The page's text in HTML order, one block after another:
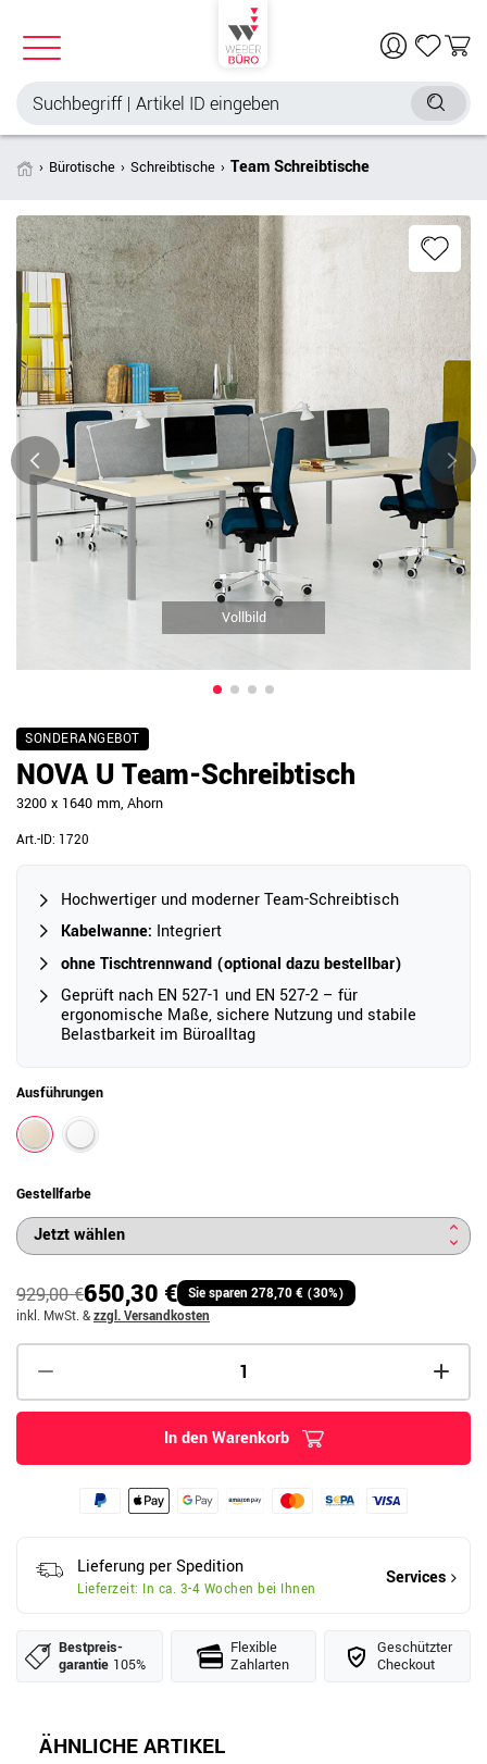
Bürotische Schreibtische Team Schreibtische
Vollbild
SONDERANGEBOT
NOVA U Team-Schreibtisch
3200 x 1640 mm, Ahorn
Art.-ID: 1720
Hochwertiger und moderner Team-Schreibtisch
Kabelwanne: Integriert
ohne Tischtrennwand (optional dazu bestellbar)
Geprüft nach EN 527-1 und EN 527-2 – für
ergonomische Maße, sichere Nutzung und stabile
Belastbarkeit im Büroalltag
Ausführungen
Gestellfarbe
929,00 €650,30 € Sie sparen 278,70 € (30%)
inkl. MwSt. &zzgl. Versandkosten
In den Warenkorb
Lieferung per Spedition
Lieferzeit: In ca. 3-4 Wochen bei Ihnen
Services
Bestpreis­
garantie 105%
Flexible
Zahlarten
Geschützter
Checkout
ÄHNLICHE ARTIKEL